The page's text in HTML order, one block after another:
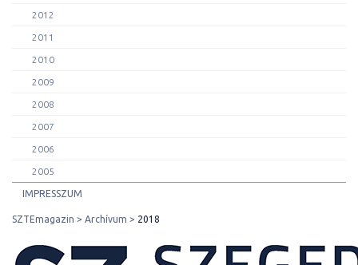
2012
2011
2010
2009
2008
2007
2006
2005
IMPRESSZUM
SZTEmagazin Archívum 2018